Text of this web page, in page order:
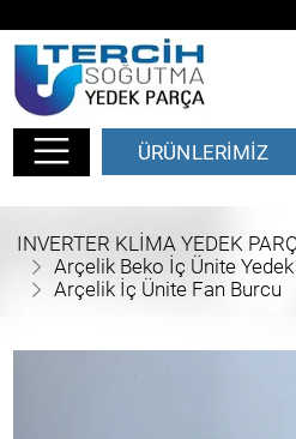
ÜRÜNLERİMİZ
INVERTER KLİMA YEDEK
Arçelik Beko İç Ünite Yedek
Arçelik İç Ünite Fan Burcu